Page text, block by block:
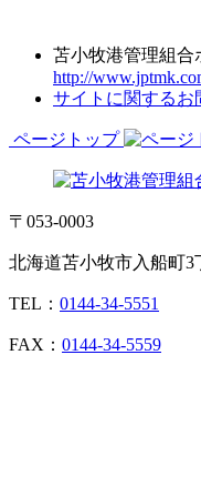
苫小牧港管理組合
http://
サイトに関するお
ページトップ
〒053-0003
北海道苫小牧市入船町3
TEL： 0144-34-5551
FAX： 0144-34-5559